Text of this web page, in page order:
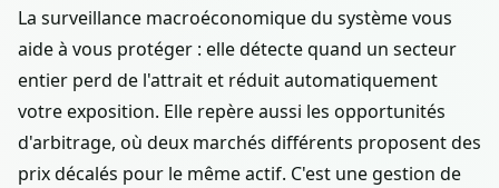
La surveillance macroéconomique du système vous
aide à vous protéger : elle détecte quand un secteur
entier perd de l'attrait et réduit automatiquement
votre exposition. Elle repère aussi les opportunités
d'arbitrage, où deux marchés différents proposent des
prix décalés pour le même actif. C'est une gestion de